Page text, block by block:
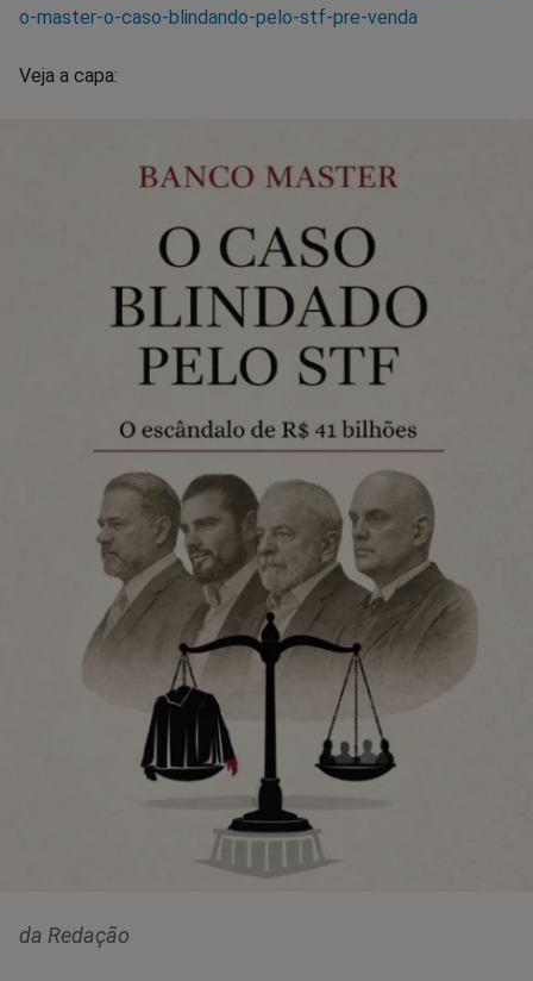
o-master-o-caso-blindando-pelo-stf-pre-venda
Veja a capa:
da Redação